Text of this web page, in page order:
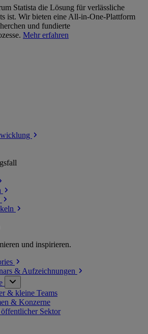
Statista die Lösung für verlässliche
ist. Wir bieten eine All-in-One-Plattform
und fundierte
Mehr erfahren
und inspirieren.
& Aufzeichnungen
& kleine Teams
& Konzerne
Sektor